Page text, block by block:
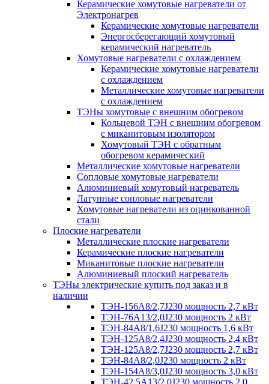
Керамические хомутовые нагреватели от
Электронагрев
Керамические хомутовые нагреватели
Энергосберегающий хомутовый
керамический нагреватель
Хомутовые нагреватели с охлаждением
Керамические хомутовые нагреватели
с охлаждением
Металлические хомутовые нагреватели
с охлаждением
ТЭНы хомутовые с внешним обогревом
Кольцевой ТЭН с внешним обогревом
с миканитовым изолятором
Хомутовый ТЭН с обратным
обогревом керамический
Металлические хомутовые нагреватели
Сопловые хомутовые нагреватели
Алюминиевый хомутовый нагреватель
Латунные сопловые нагреватели
Хомутовые нагреватели из оцинкованной
стали
Плоские нагреватели
Металлические плоские нагреватели
Керамические плоские нагреватели
Миканитовые плоские нагреватели
Алюминиевый плоский нагреватель
ТЭНы электрические купить под заказ и в
наличии
ТЭН-156А8/2,7J230 мощность 2,7 кВт
ТЭН-76А13/2,0J230 мощность 2 кВт
ТЭН-84А8/1,6J230 мощность 1,6 кВт
ТЭН-125А8/2,4J230 мощность 2,4 кВт
ТЭН-125А8/2,7J230 мощность 2,7 кВт
ТЭН-84А8/2,0J230 мощность 2 кВт
ТЭН-154А8/3,0J230 мощность 3,0 кВт
ТЭН-42,5А13/2,0J230 мощность 2,0